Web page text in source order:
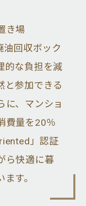
き場
油回収ボック
的な負担を減
と参加できる
に、マンショ
費量を20％
」認証
ら快適に暮
す。